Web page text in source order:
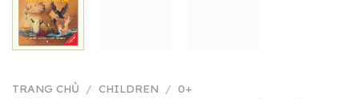
TRANG CHỦ / CHILDREN / 0+